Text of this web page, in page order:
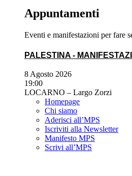
Appuntamenti
Eventi e manifestazioni per fare
PALESTINA -
8 Agosto 2026
19:00
LOCARNO – Largo Zorzi
Homepage
Chi siamo
Aderisci all’MPS
Iscriviti alla Newsletter
Manifesto MPS
Scrivi all’MPS